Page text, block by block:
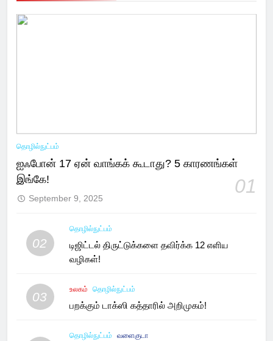
தொழில்நுட்பம்
ஐஃபோன் 17 ஏன் வாங்கக் கூடாது? 5 காரணங்கள்
இங்கே!
01
September 9, 2025
02
தொழில்நுட்பம்
டிஜிட்டல் திருட்டுக்களை தவிர்க்க 12 எளிய
வழிகள்!
03
உலகம் தொழில்நுட்பம்
பறக்கும் டாக்ஸி கத்தாரில் அறிமுகம்!
தொழில்நுட்பம் வளைகுடா